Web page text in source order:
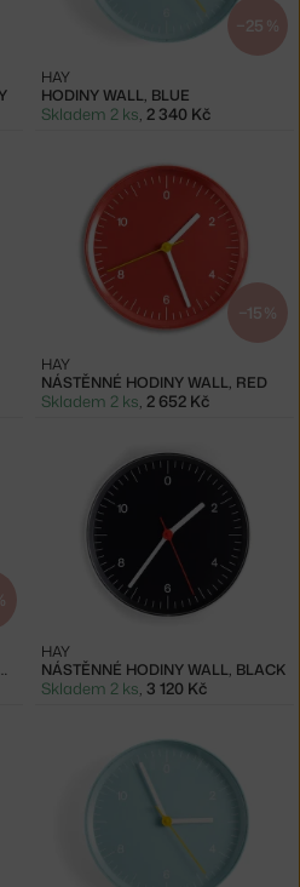
−25 %
HODINY WALL, BLUE
HAY
Skladem 2 ks, 2 340 Kč
−15 %
NÁSTĚNNÉ HODINY WALL, RED
HAY
Skladem 2 ks, 2 652 Kč
WALL, BROWN NÁSTĚNNÉ HODINY WALL, BLACK
HAY
Skladem 2 ks, 3 120 Kč